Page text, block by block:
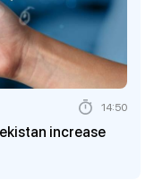
increase
14:50